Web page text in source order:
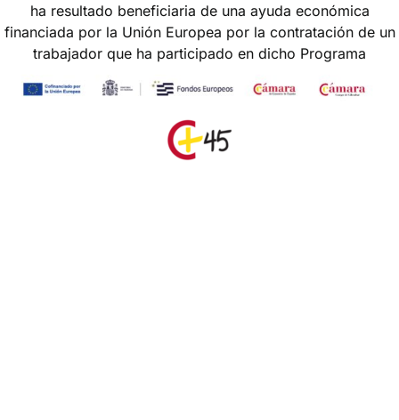
ha resultado beneficiaria de una ayuda económica
financiada por la Unión Europea por la contratación de un
trabajador que ha participado en dicho Programa